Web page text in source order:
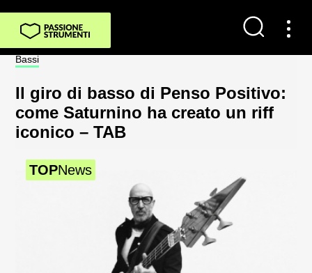
Bassi
Il giro di basso di Penso Positivo:
come Saturnino ha creato un riff
iconico – TAB
TOPNews